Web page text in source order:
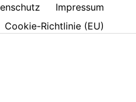
Impressum
Cookie-Richtlinie (EU)